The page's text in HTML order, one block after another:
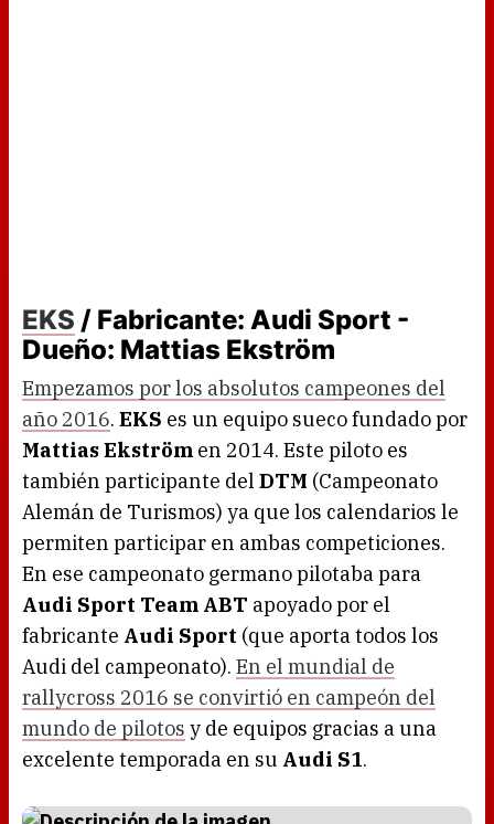
EKS / Fabricante: Audi Sport -
Dueño: Mattias Ekström
Empezamos por los absolutos campeones del
año 2016. EKS es un equipo sueco fundado por
Mattias Ekström en 2014. Este piloto es
también participante del DTM (Campeonato
Alemán de Turismos) ya que los calendarios le
permiten participar en ambas competiciones.
En ese campeonato germano pilotaba para
Audi Sport Team ABT apoyado por el
fabricante Audi Sport (que aporta todos los
Audi del campeonato). En el mundial de
rallycross 2016 se convirtió en campeón del
mundo de pilotos y de equipos gracias a una
excelente temporada en su Audi S1.